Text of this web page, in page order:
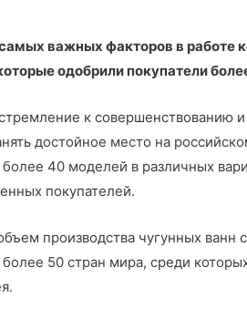
важных факторов в работе
одобрили покупатели
к совершенствованию
достойное место на
более 40 моделей в различных
покупателей.
производства чугунных ванн
более 50 стран мира, среди